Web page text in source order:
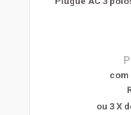
com
ou 3 X